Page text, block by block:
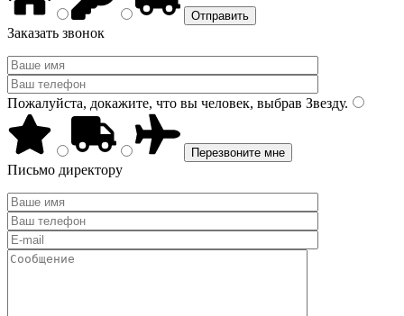
Заказать звонок
Пожалуйста, докажите, что вы человек, выбрав Звезду.
Письмо директору